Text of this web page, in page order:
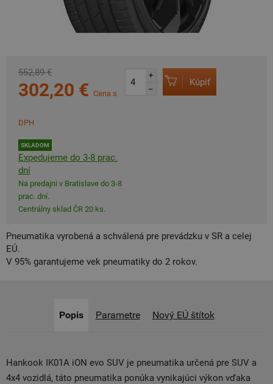
552,89 €
302,20 € Cena s
DPH
SKLADOM
Expedujeme do 3-8 prac.
dní
Na predajni v Bratislave do 3-8
prac. dní.
Centrálny sklad ČR 20 ks.
+
–
Kúpiť
Pneumatika vyrobená a schválená pre prevádzku v SR a celej
EÚ.
V 95% garantujeme vek pneumatiky do 2 rokov.
Popis Parametre Nový EÚ štítok
Hankook IK01A iON evo SUV je pneumatika určená pre SUV a
4x4 vozidlá, táto pneumatika ponúka vynikajúci výkon vďaka